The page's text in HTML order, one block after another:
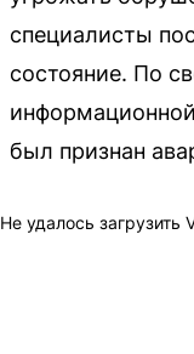
специалисты
состояние. По
был признан
Не удалось загрузить